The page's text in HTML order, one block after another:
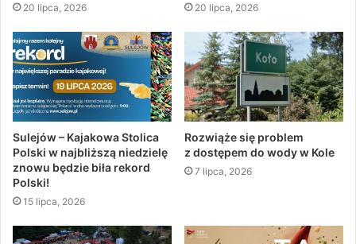
20 lipca, 2026 20 lipca, 2026
Sulejów – Kajakowa Stolica
Polski w najbliższą niedzielę
znowu będzie biła rekord
Polski!
15 lipca, 2026
Rozwiąże się problem
z dostępem do wody w Kole
7 lipca, 2026